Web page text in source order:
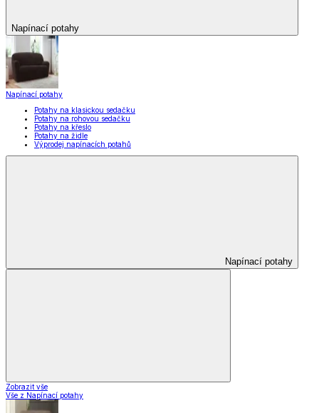
Napínací potahy
Napínací potahy
Potahy na klasickou sedačku
Potahy na rohovou sedačku
Potahy na křeslo
Potahy na židle
Výprodej napínacích potahů
Napínací potahy
Zobrazit vše
Vše z Napínací potahy